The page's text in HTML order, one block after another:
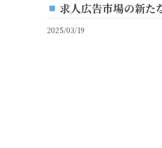
求人広告市場の新た
2025/03/19